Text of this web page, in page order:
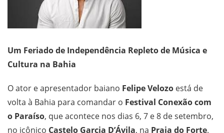
Um Feriado de Independência Repleto de Música e
Cultura na Bahia
O ator e apresentador baiano Felipe Velozo está de
volta à Bahia para comandar o Festival Conexão com
o Paraíso, que acontece nos dias 6, 7 e 8 de setembro,
no icônico Castelo Garcia D’Ávila, na Praia do Forte.